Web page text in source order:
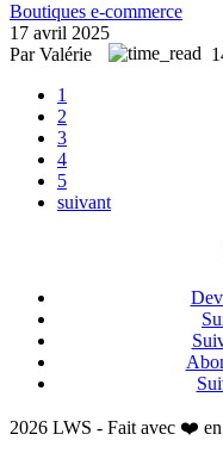
Boutiques e-commerce
17 avril 2025
Par Valérie
1
2
3
4
5
suivant
2026 LWS - Fait avec ❤️ en